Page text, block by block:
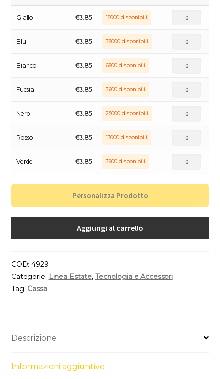
Giallo €3.85 18000 disponibili
Blu €3.85 38000 disponibili
Bianco €3.85 6800 disponibili
Fucsia €3.85 3600 disponibili
Nero €3.85 25000 disponibili
Rosso €3.85 13000 disponibili
Verde €3.85 3900 disponibili
Personalizza Prodotto
Aggiungi al carrello
COD: 4929
Categorie: Linea Estate, Tecnologia e Accessori
Tag: Cassa
Descrizione
Informazioni aggiuntive